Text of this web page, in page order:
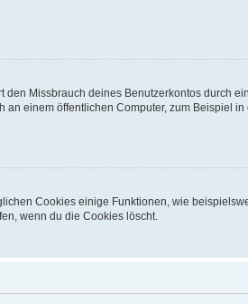
Missbrauch deines Benutzerkontos durch
an einem öffentlichen Computer, zum Beispiel in
Cookies einige Funktionen, wie
wenn du die Cookies löscht.